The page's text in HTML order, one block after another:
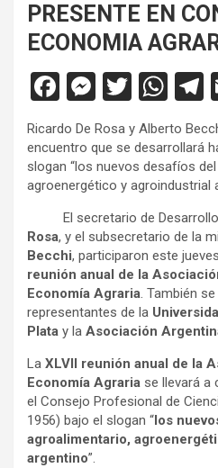
PRESENTE EN
ECONOMIA
F
a
ce
b
o
o
k
M
es
se
n
g
er
T
wi
tt
er
W
h
at
s
A
p
p
e
a
Ricardo De Rosa y Alberto
encuentro que se desarrollará
slogan “los nuevos desafíos
agroenergético y agroindustrial
El secretario de Desarrollo
Rosa, y el subsecretario de la
Becchi, participaron este
reunión anual de la
Economía Agraria. También
representantes de la
Plata y la Asociación
La XLVII reunión anual de la
Economía Agraria se llevará a
el Consejo Profesional de
1956) bajo el slogan “los
agroalimentario,
argentino”.